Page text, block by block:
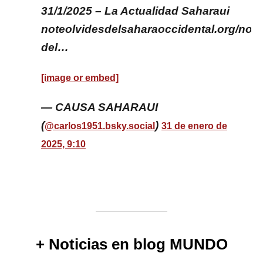
31/1/2025 – La Actualidad Saharaui
noteolvidesdelsaharaoccidental.org/
del…
[image or embed]
— CAUSA SAHARAUI
(@carlos1951.bsky.social ) 31 de enero de
2025, 9:10
+ Noticias en blog MUNDO